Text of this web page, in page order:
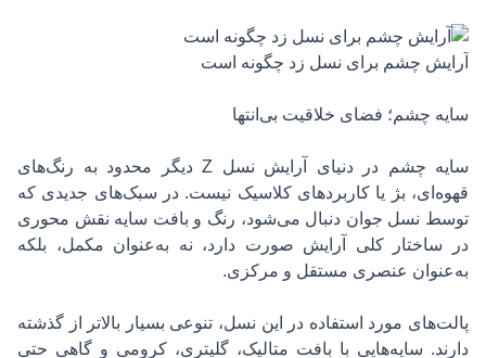
آرایش چشم برای نسل زد چگونه است
سایه چشم؛ فضای خلاقیت بی‌انتها
سایه چشم در دنیای آرایش نسل Z دیگر محدود به رنگ‌های
قهوه‌ای، بژ یا کاربردهای کلاسیک نیست. در سبک‌های جدیدی که
توسط نسل جوان دنبال می‌شود، رنگ و بافت سایه نقش محوری
در ساختار کلی آرایش صورت دارد، نه به‌عنوان مکمل، بلکه
به‌عنوان عنصری مستقل و مرکزی.
پالت‌های مورد استفاده در این نسل، تنوعی بسیار بالاتر از گذشته
دارند. سایه‌هایی با بافت متالیک، گلیتری، کرومی و گاهی حتی